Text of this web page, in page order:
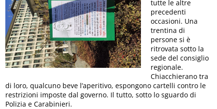
tutte le altre
precedenti
occasioni. Una
trentina di
persone si è
ritrovata sotto la
sede del consiglio
regionale.
Chiacchierano tra
di loro, qualcuno beve l’aperitivo, espongono cartelli contro le
restrizioni imposte dal governo. Il tutto, sotto lo sguardo di
Polizia e Carabinieri.